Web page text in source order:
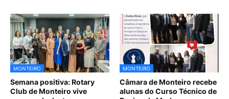
MONTEIRO
Semana positiva: Rotary
Club de Monteiro vive
MONTEIRO
Câmara de Monteiro recebe
alunas do Curso Técnico de